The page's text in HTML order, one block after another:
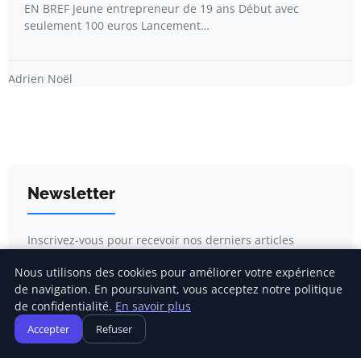
EN BREF Jeune entrepreneur de 19 ans Début avec
seulement 100 euros Lancement…
Adrien Noël
Newsletter
Inscrivez-vous pour recevoir nos derniers articles
Nous utilisons des cookies pour améliorer votre expérience
de navigation. En poursuivant, vous acceptez notre politique
de confidentialité. En savoir plus
Accepter Refuser